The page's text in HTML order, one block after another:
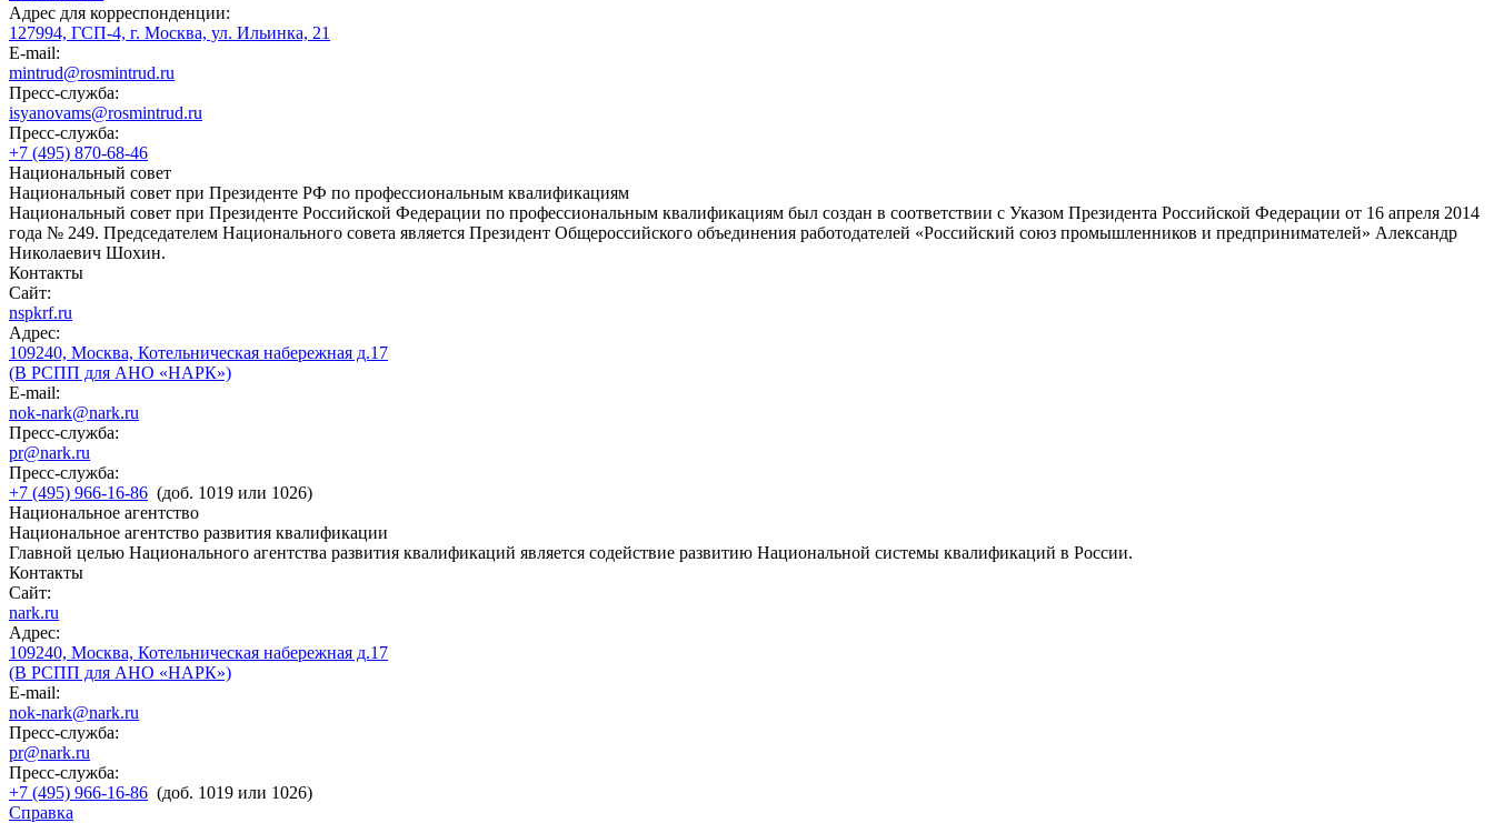
Адрес для корреспонденции:
127994, ГСП-4, г. Москва, ул. Ильинка, 21
E-mail:
mintrud@rosmintrud.ru
Пресс-служба:
isyanovams@rosmintrud.ru
Пресс-служба:
+7 (495) 870-68-46
Национальный совет
Национальный совет при Президенте РФ по профессиональным квалификациям
Национальный совет при Президенте Российской Федерации по профессиональным квалификациям был создан в соответствии с Указом Президента Российской Федерации от 16 апреля 2014
года № 249. Председателем Национального совета является Президент Общероссийского объединения работодателей «Российский союз промышленников и предпринимателей» Александр
Николаевич Шохин.
Контакты
Сайт:
nspkrf.ru
Адрес:
109240, Москва, Котельническая набережная д.17
(В РСПП для АНО «НАРК»)
E-mail:
nok-nark@nark.ru
Пресс-служба:
pr@nark.ru
Пресс-служба:
+7 (495) 966-16-86 (доб. 1019 или 1026)
Национальное агентство
Национальное агентство развития квалификации
Главной целью Национального агентства развития квалификаций является содействие развитию Национальной системы квалификаций в России.
Контакты
Сайт:
nark.ru
Адрес:
109240, Москва, Котельническая набережная д.17
(В РСПП для АНО «НАРК»)
E-mail:
nok-nark@nark.ru
Пресс-служба:
pr@nark.ru
Пресс-служба:
+7 (495) 966-16-86 (доб. 1019 или 1026)
Справка